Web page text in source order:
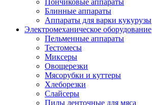
Пончиковые аппараты
Блинные аппараты
Аппараты для варки кукурузы
Электромеханическое оборудование
Пельменные аппараты
Тестомесы
Миксеры
Овощерезки
Мясорубки и куттеры
Хлеборезки
Слайсеры
Пилы ленточные для мяса